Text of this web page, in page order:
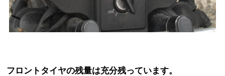
フロントタイヤの残量は充分残っています。